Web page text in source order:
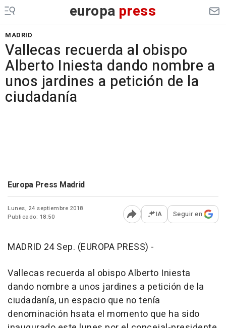
europa press
MADRID
Vallecas recuerda al obispo
Alberto Iniesta dando nombre a
unos jardines a petición de la
ciudadanía
Europa Press Madrid
Lunes, 24 septiembre 2018
Publicado: 18:50
Abrir opciones para
IA Seguir en
MADRID 24 Sep. (EUROPA PRESS) -
Vallecas recuerda al obispo Alberto Iniesta
dando nombre a unos jardines a petición de la
ciudadanía, un espacio que no tenía
denominación hsata el momento que ha sido